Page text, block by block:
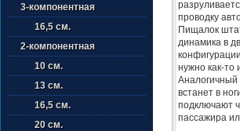
3-компонентная
16,5 см.
2-компонентная
10 см.
13 см.
16,5 см.
20 см.
проводку
Пищалок
динамика в
нужно как-то
Аналогичный
встанет в
подключают
пассажира